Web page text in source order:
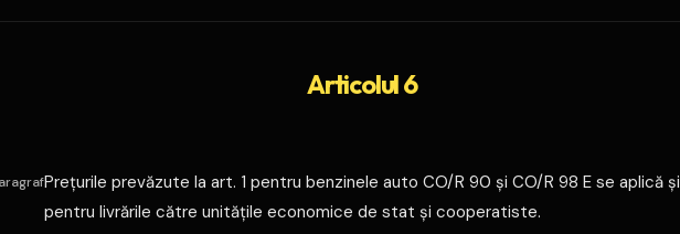
Articolul 6
Preţurile prevăzute la art. 1 pentru benzinele auto CO/R 90 şi CO/R 98 E se aplică şi
pentru livrările către unităţile economice de stat şi cooperatiste.